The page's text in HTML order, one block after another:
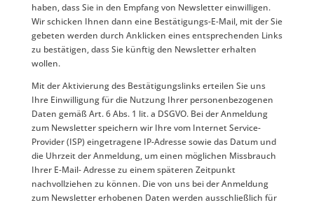
haben, dass Sie in den Empfang von Newsletter einwilligen.
Wir schicken Ihnen dann eine Bestätigungs-E-Mail, mit der Sie
gebeten werden durch Anklicken eines entsprechenden Links
zu bestätigen, dass Sie künftig den Newsletter erhalten
wollen.
Mit der Aktivierung des Bestätigungslinks erteilen Sie uns
Ihre Einwilligung für die Nutzung Ihrer personenbezogenen
Daten gemäß Art. 6 Abs. 1 lit. a DSGVO. Bei der Anmeldung
zum Newsletter speichern wir Ihre vom Internet Service-
Provider (ISP) eingetragene IP-Adresse sowie das Datum und
die Uhrzeit der Anmeldung, um einen möglichen Missbrauch
Ihrer E-Mail- Adresse zu einem späteren Zeitpunkt
nachvollziehen zu können. Die von uns bei der Anmeldung
zum Newsletter erhobenen Daten werden ausschließlich für